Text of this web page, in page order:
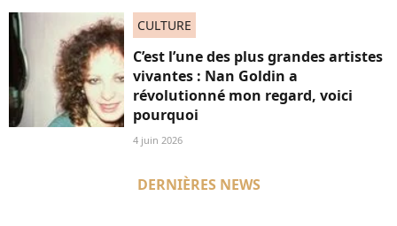
CULTURE
C’est l’une des plus grandes artistes
vivantes : Nan Goldin a
révolutionné mon regard, voici
pourquoi
4 juin 2026
DERNIÈRES NEWS